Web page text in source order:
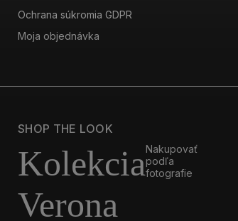
Ochrana súkromia GDPR
Moja objednávka
SHOP THE LOOK
Kolekcia
Verona
Nakupovať
podľa
fotografie